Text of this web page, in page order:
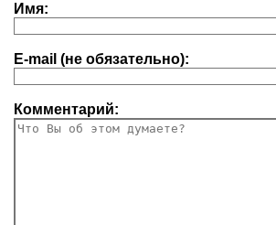
Имя:
E-mail (не обязательно):
Комментарий: